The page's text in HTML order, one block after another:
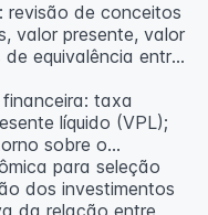
revisão de conceitos
valor presente, valor
equivalência entre
taxa
líquido (VPL);
sobre o
para seleção
dos investimentos